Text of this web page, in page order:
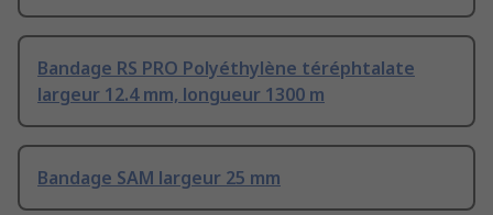
Bandage RS PRO Polyéthylène téréphtalate
largeur 12.4 mm, longueur 1300 m
Bandage SAM largeur 25 mm